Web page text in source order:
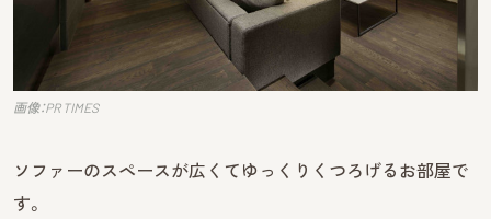
画像：PR TIMES
ソファーのスペースが広くてゆっくりくつろげるお部屋で
す。